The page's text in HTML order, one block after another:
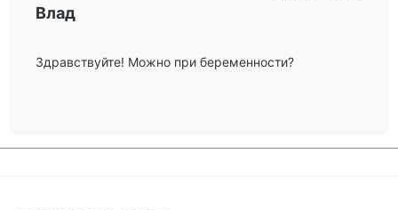
Влад
Здравствуйте! Можно при беременности?